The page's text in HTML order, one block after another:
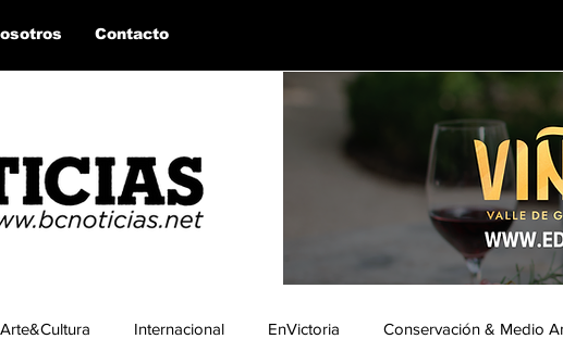
Contacto
Arte&Cultura Internacional EnVictoria Conservación & Medio